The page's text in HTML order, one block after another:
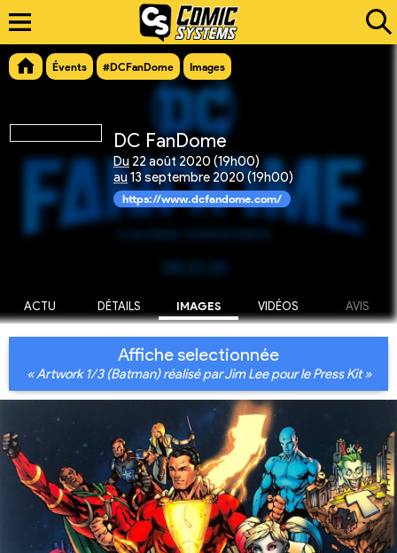
Évents #DCFanDome Images
DC FanDome
Du 22 août 2020 (19h00)
au13 septembre 2020 (19h00)
https://www.dcfandome.com/
ACTU DÉTAILS IMAGES VIDÉOS AVIS
Affiche selectionnée
« Artwork 1/3 (Batman) réalisé par Jim Lee pour le Press Kit »